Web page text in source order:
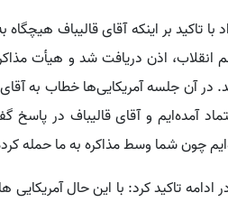
با تاکید بر اینکه آقای قالیباف
انقلاب، اذن دریافت شد و هیأت
در آن جلسه آمریکایی‌ها خطاب به
آمده‌ایم و آقای قالیباف در پاسخ
چون شما وسط مذاکره به ما حمله
ادامه تاکید کرد: با این حال